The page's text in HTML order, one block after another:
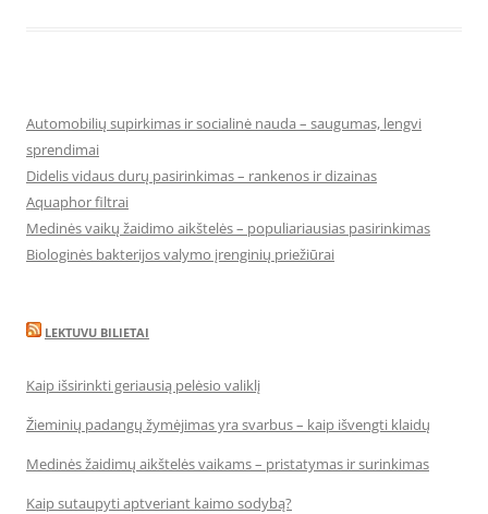
Automobilių supirkimas ir socialinė nauda – saugumas, lengvi
sprendimai
Didelis vidaus durų pasirinkimas – rankenos ir dizainas
Aquaphor filtrai
Medinės vaikų žaidimo aikštelės – populiariausias pasirinkimas
Biologinės bakterijos valymo įrenginių priežiūrai
LEKTUVU BILIETAI
Kaip išsirinkti geriausią pelėsio valiklį
Žieminių padangų žymėjimas yra svarbus – kaip išvengti klaidų
Medinės žaidimų aikštelės vaikams – pristatymas ir surinkimas
Kaip sutaupyti aptveriant kaimo sodybą?